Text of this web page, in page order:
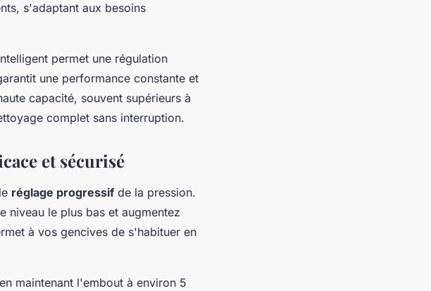
s'adaptant aux besoins
permet une régulation
une performance constante et
capacité, souvent supérieurs à
complet sans interruption.
et sécurisé
réglage progressif de la pression.
niveau le plus bas et augmentez
à vos gencives de s'habituer en
maintenant l'embout à environ 5